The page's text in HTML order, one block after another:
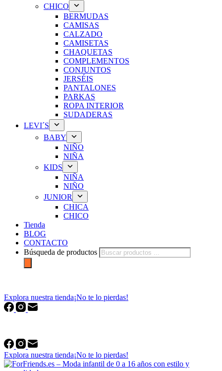
CHICO
BERMUDAS
CAMISAS
CALZADO
CAMISETAS
CHAQUETAS
COMPLEMENTOS
CONJUNTOS
JERSÉIS
PANTALONES
PARKAS
ROPA INTERIOR
SUDADERAS
LEVI´S
BABY
NIÑO
NIÑA
KIDS
NIÑA
NIÑO
JUNIOR
CHICA
CHICO
Tienda
BLOG
CONTACTO
Búsqueda de productos
Explora nuestra tienda¡No te lo pierdas!
Explora nuestra tienda¡No te lo pierdas!